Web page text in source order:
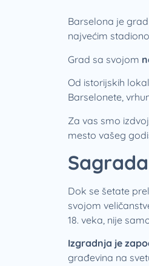
Barselona je
najvećim
Grad sa svojom
Od istorijskih
Barselonete,
Za vas smo
mesto vašeg
Dok se šetate
svojom
18. veka, nije
Izgradnja je
građevina na